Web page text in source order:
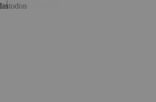
Hol dir die App!